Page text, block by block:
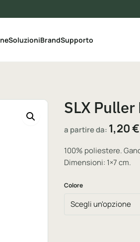
catalogo
SoluzioniBrandSupporto
SLX Puller
a partire da: 1,20€
100% poliestere.
Dimensioni: 1×7 cm.
Colore